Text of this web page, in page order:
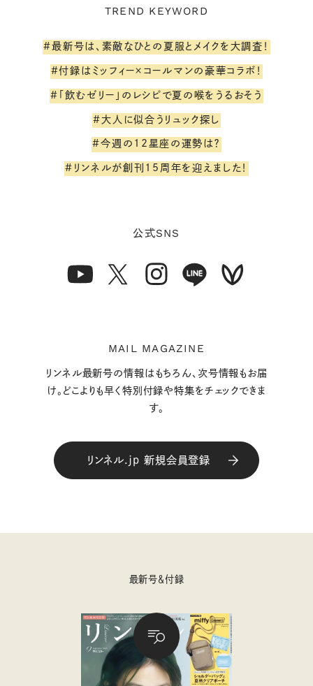
TREND KEYWORD
#最新号は、素敵なひとの夏服とメイクを大調査！
#付録はミッフィー×コールマンの豪華コラボ！
#「飲むゼリー」のレシピで夏の喉をうるおそう
#大人に似合うリュック探し
#今週の12星座の運勢は？
#リンネルが創刊15周年を迎えました！
公式SNS
MAIL MAGAZINE
リンネル最新号の情報はもちろん、次号情報もお届
け。どこよりも早く特別付録や特集をチェックできま
す。
リンネル.jp 新規会員登録
最新号＆付録